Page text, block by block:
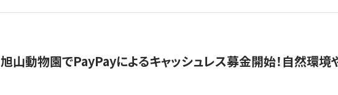
旭山動物園でPayPayによるキャッシュレス募金開始！自然環